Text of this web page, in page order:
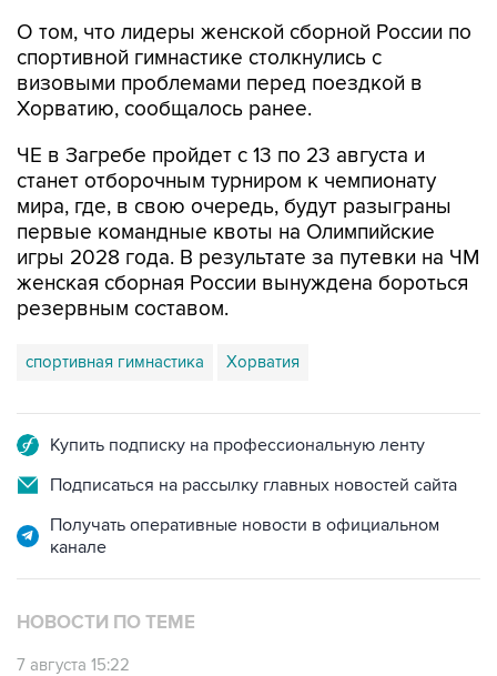
О том, что лидеры женской сборной России по
спортивной гимнастике столкнулись с
визовыми проблемами перед поездкой в
Хорватию, сообщалось ранее.
ЧЕ в Загребе пройдет с 13 по 23 августа и
станет отборочным турниром к чемпионату
мира, где, в свою очередь, будут разыграны
первые командные квоты на Олимпийские
игры 2028 года. В результате за путевки на ЧМ
женская сборная России вынуждена бороться
резервным составом.
спортивная гимнастика Хорватия
Купить подписку на профессиональную ленту
Подписаться на рассылку главных новостей сайта
Получать оперативные новости в официальном
канале
НОВОСТИ ПО ТЕМЕ
7 августа 15:22